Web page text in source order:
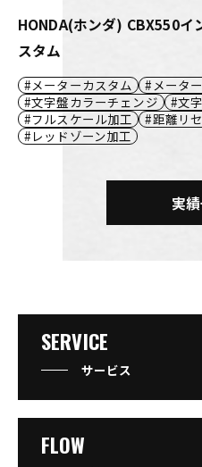
HONDA(ホンダ) CBX550イ
スタム
メーターカスタム メータ
文字盤カラーチェンジ
文
フルスケール加工
距離リ
レッドゾーン加工
実
SERVICE
サービス
FLOW